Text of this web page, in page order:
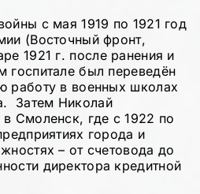
с мая 1919 по 1921 год
(Восточный фронт,
1921 г. после ранения и
госпитале был переведён
работу в военных школах
Затем Николай
Смоленск, где с 1922 по
города и
– от счетовода до
директора кредитной